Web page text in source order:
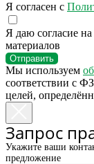
Я согласен с
Я даю согласие
материалов
Отправить
Мы используем
соответствии с
целей,
Запрос
Укажите ваши
предложение